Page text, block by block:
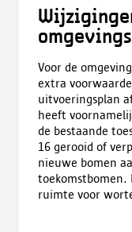
Voor de
extra
uitvoeringsplan
heeft
de bestaande
16 gerooid of
nieuwe bomen
toekomstbomen.
ruimte voor